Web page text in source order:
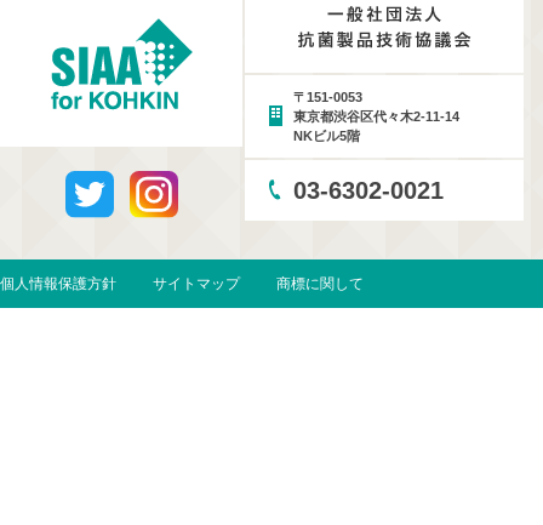
〒151-0053
東京都渋谷区代々木2-11-14
NKビル5階
03-6302-0021
個人情報保護方針 サイトマップ 商標に関して